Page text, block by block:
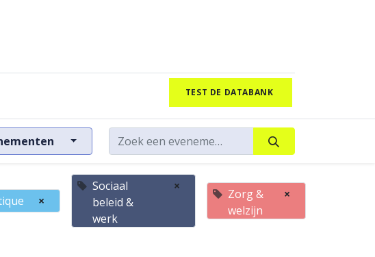
TEST DE DATABANK
×
Sociaal
beleid &
werk
×
Zorg &
welzijn
×